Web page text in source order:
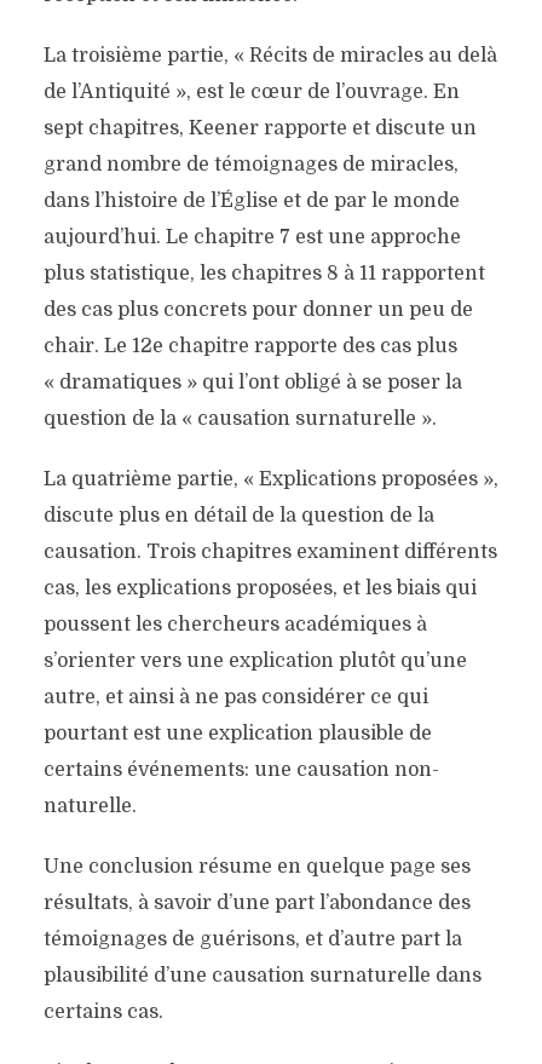
MIRACLES: LA
CRÉDIBILITÉ DES RÉCITS
La troisième partie, « Récits de miracles au delà
de l’Antiquité », est le cœur de l’ouvrage. En
sept chapitres, Keener rapporte et discute un
grand nombre de témoignages de miracles,
dans l’histoire de l’Église et de par le monde
aujourd’hui. Le chapitre 7 est une approche
plus statistique, les chapitres 8 à 11 rapportent
des cas plus concrets pour donner un peu de
chair. Le 12e chapitre rapporte des cas plus
« dramatiques » qui l’ont obligé à se poser la
question de la « causation surnaturelle ».
La quatrième partie, « Explications proposées »,
discute plus en détail de la question de la
causation. Trois chapitres examinent différents
cas, les explications proposées, et les biais qui
poussent les chercheurs académiques à
s’orienter vers une explication plutôt qu’une
autre, et ainsi à ne pas considérer ce qui
pourtant est une explication plausible de
certains événements: une causation non-
naturelle.
Une conclusion résume en quelque page ses
résultats, à savoir d’une part l’abondance des
témoignages de guérisons, et d’autre part la
plausibilité d’une causation surnaturelle dans
certains cas.